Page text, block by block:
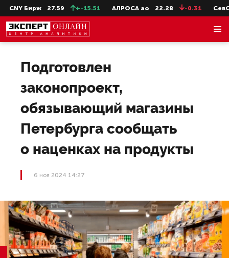
CNY Бирж 27.59 +-15.51 АЛРОСА ао 22.28 -0.31
Подготовлен
законопроект,
обязывающий магазины
Петербурга сообщать
о наценках на продукты
6 ноя 2024 14:27